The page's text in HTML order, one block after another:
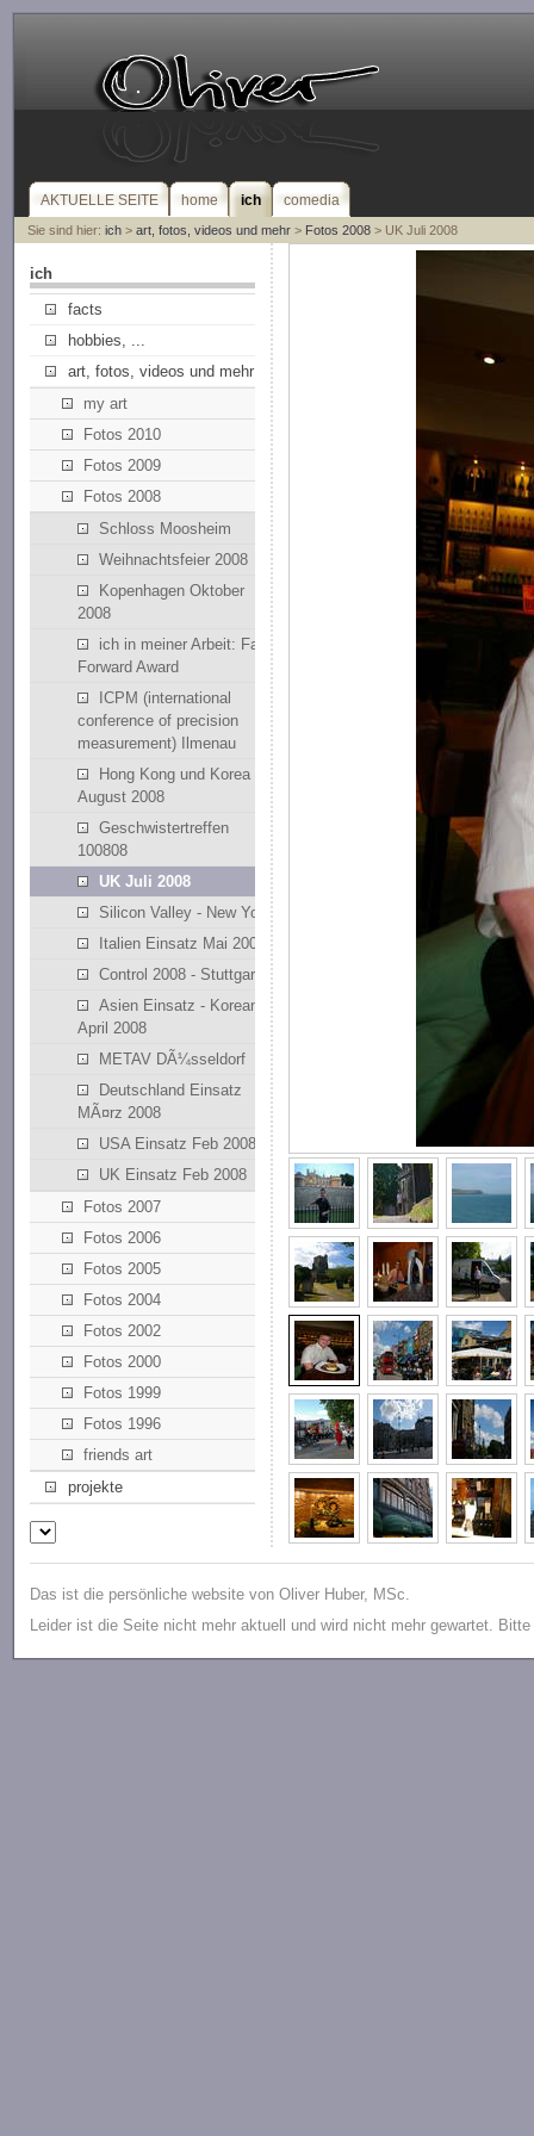
AKTUELLE SEITE home ich comedia
Sie sind hier: ich> art, fotos, videos und mehr> Fotos 2008> UK Juli 2008
ich
facts
hobbies, ...
art, fotos, videos und mehr
my art
Fotos 2010
Fotos 2009
Fotos 2008
Schloss Moosheim
Weihnachtsfeier 2008
Kopenhagen Oktober
2008
ich in meiner Arbeit: Fast
Forward Award
ICPM (international
conference of precision
measurement) Ilmenau
Hong Kong und Korea
August 2008
Geschwistertreffen
100808
UK Juli 2008
Silicon Valley - New York
Italien Einsatz Mai 2008
Control 2008 - Stuttgart
Asien Einsatz - Korean
April 2008
METAV DÃ¼sseldorf
Deutschland Einsatz
MÃ¤rz 2008
USA Einsatz Feb 2008
UK Einsatz Feb 2008
Fotos 2007
Fotos 2006
Fotos 2005
Fotos 2004
Fotos 2002
Fotos 2000
Fotos 1999
Fotos 1996
friends art
projekte
Das ist die persönliche website von Oliver Huber, MSc.
Leider ist die Seite nicht mehr aktuell und wird nicht mehr gewartet.